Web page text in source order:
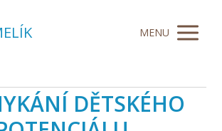
MENU
DĚTSKÉHO